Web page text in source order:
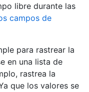
libre durante las
campos de
para rastrear la
en una lista de
rastrea la
que los valores se